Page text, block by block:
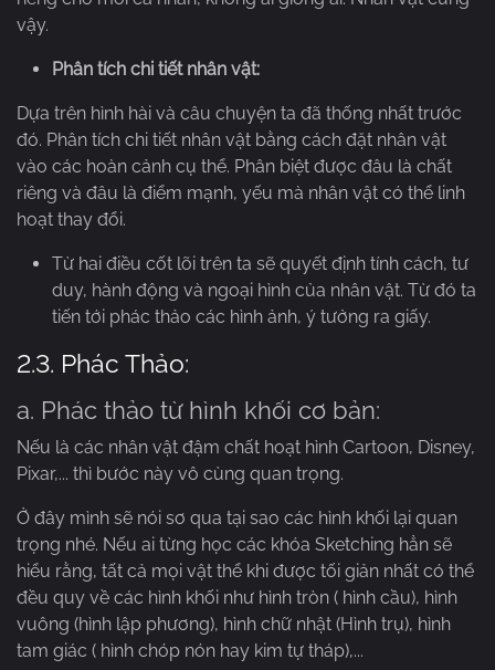
vậy.
Phân tích chi tiết nhân vật:
Dựa trên hình hài và câu chuyện ta đã thống nhất trước
đó. Phân tích chi tiết nhân vật bằng cách đặt nhân vật
vào các hoàn cảnh cụ thể. Phân biệt được đâu là chất
riêng và đâu là điểm mạnh, yếu mà nhân vật có thể linh
hoạt thay đổi.
Từ hai điều cốt lõi trên ta sẽ quyết định tính cách, tư
duy, hành động và ngoại hình của nhân vật. Từ đó ta
tiến tới phác thảo các hình ảnh, ý tưởng ra giấy.
2.3. Phác Thảo:
a. Phác thảo từ hình khối cơ bản:
Nếu là các nhân vật đậm chất hoạt hình Cartoon, Disney,
Pixar,... thì bước này vô cùng quan trọng.
Ở đây mình sẽ nói sơ qua tại sao các hình khối lại quan
trọng nhé. Nếu ai từng học các khóa Sketching hẳn sẽ
hiểu rằng, tất cả mọi vật thể khi được tối giản nhất có thể
đều quy về các hình khối như hình tròn ( hình cầu), hình
vuông (hình lập phương), hình chữ nhật (Hình trụ), hình
tam giác ( hình chóp nón hay kim tự tháp),...